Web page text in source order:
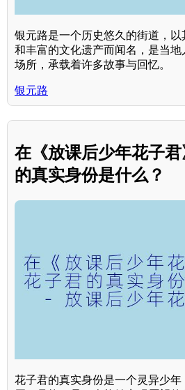
银元路是一个历史悠久的街道，
和丰富的文化遗产而闻名，是当
场所，承载着许多故事与回忆。
银元路
在《放课后少年花子
的真实身份是什么？
花子君的真实身份是一个灵异少